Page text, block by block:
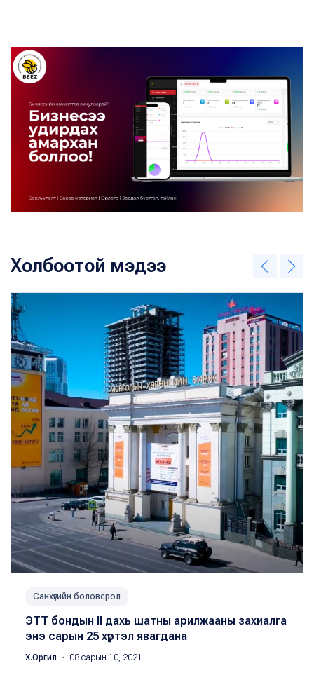
Холбоотой мэдээ
Санхүүгийн боловсрол
ЭТТ бондын II дахь шатны арилжааны захиалга
энэ сарын 25 хүртэл явагдана
Х.Оргил ・ 08 сарын 10, 2021